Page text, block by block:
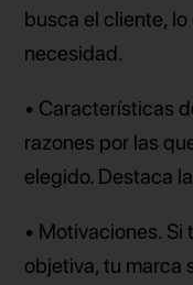
busca el cliente,
necesidad.
• Características
razones por las
elegido. Destaca
• Motivaciones.
objetiva, tu marca